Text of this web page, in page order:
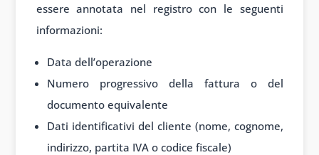
essere annotata nel registro con le seguenti
informazioni:
Data dell’operazione
Numero progressivo della fattura o del
documento equivalente
Dati identificativi del cliente (nome, cognome,
indirizzo, partita IVA o codice fiscale)